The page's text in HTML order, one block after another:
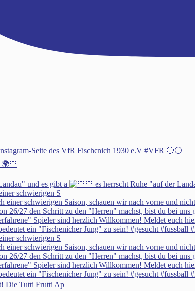
Seite des VfR Fischenich 1930 e.V #VFR 🔵⚪️
🌍💙
und es gibt a
schwierigen S
schwierigen S
Die Tutti Frutti Ap